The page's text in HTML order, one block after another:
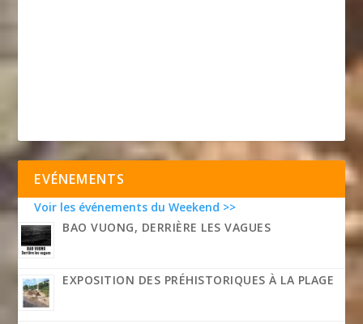
EVÉNEMENTS
Voir les événements du Weekend >>
BAO VUONG, DERRIÈRE LES VAGUES
EXPOSITION DES PRÉHISTORIQUES À LA PLAGE